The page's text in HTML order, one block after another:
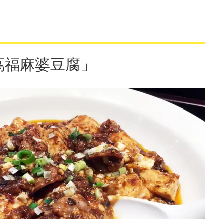
麻婆豆腐」